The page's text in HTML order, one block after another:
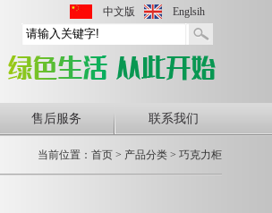
中文版 Englsih
售后服务 联系我们
当前位置：首页 > 产品分类 > 巧克力柜